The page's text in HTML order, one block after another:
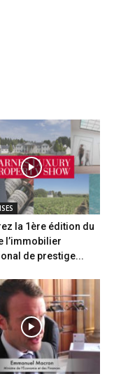
la 1ère édition du
l’immobilier
de prestige...